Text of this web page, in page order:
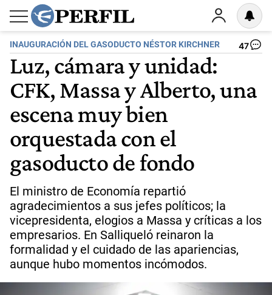
INAUGURACIÓN DEL GASODUCTO NÉSTOR KIRCHNER 47
Luz, cámara y unidad:
CFK, Massa y Alberto, una
escena muy bien
orquestada con el
gasoducto de fondo
El ministro de Economía repartió
agradecimientos a sus jefes políticos; la
vicepresidenta, elogios a Massa y críticas a los
empresarios. En Salliqueló reinaron la
formalidad y el cuidado de las apariencias,
aunque hubo momentos incómodos.